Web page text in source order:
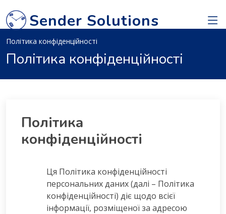
Sender Solutions
Політика конфіденційності
Політика конфіденційності
Політика
конфіденційності
Ця Політика конфіденційності
персональних даних (далі – Політика
конфіденційності) діє щодо всієї
інформації, розміщеної за адресою